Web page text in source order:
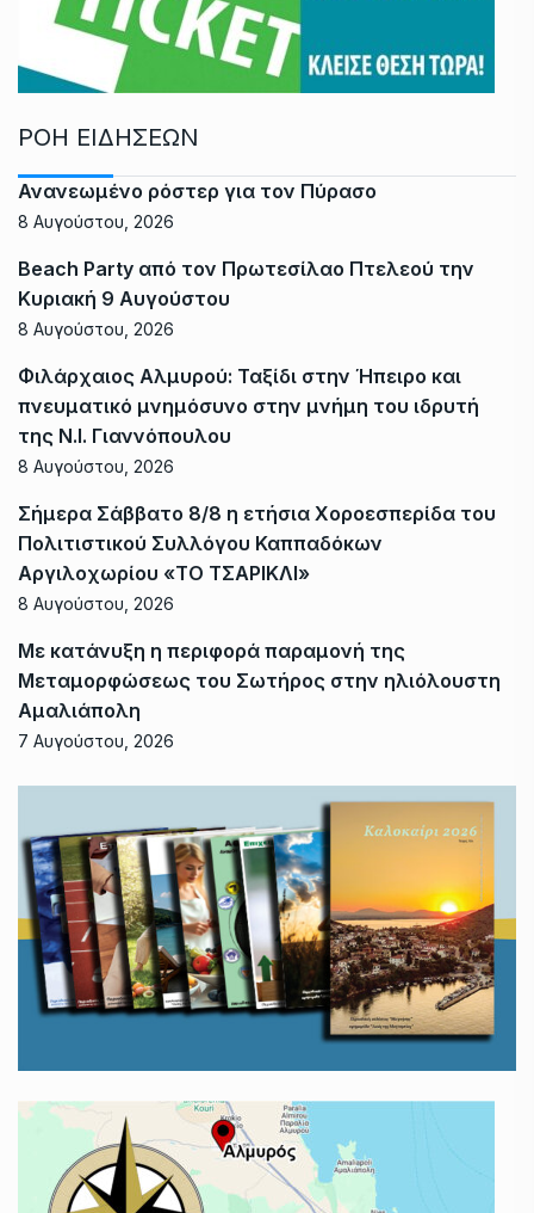
ΡΟΗ ΕΙΔΗΣΕΩΝ
Ανανεωμένο ρόστερ για τον Πύρασο
8 Αυγούστου, 2026
Beach Party από τον Πρωτεσίλαο Πτελεού την
Κυριακή 9 Αυγούστου
8 Αυγούστου, 2026
Φιλάρχαιος Αλμυρού: Ταξίδι στην Ήπειρο και
πνευματικό μνημόσυνο στην μνήμη του ιδρυτή
της Ν.Ι. Γιαννόπουλου
8 Αυγούστου, 2026
Σήμερα Σάββατο 8/8 η ετήσια Χοροεσπερίδα του
Πολιτιστικού Συλλόγου Καππαδόκων
Αργιλοχωρίου «ΤΟ ΤΣΑΡΙΚΛΙ»
8 Αυγούστου, 2026
Με κατάνυξη η περιφορά παραμονή της
Μεταμορφώσεως του Σωτήρος στην ηλιόλουστη
Αμαλιάπολη
7 Αυγούστου, 2026